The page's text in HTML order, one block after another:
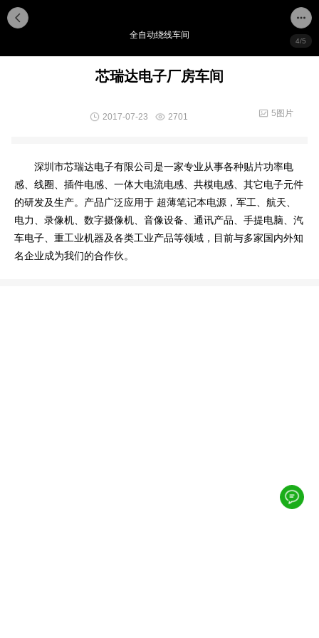
4/5
全自动绕线车间
芯瑞达电子厂房车间
2017-07-23 2701 5图片
深圳市芯瑞达电子有限公司是一家专业从事各种贴片功率电
感、线圈、插件电感、一体大电流电感、共模电感、其它电子元件
的研发及生产。产品广泛应用于 超薄笔记本电源，军工、航天、
电力、录像机、数字摄像机、音像设备、通讯产品、手提电脑、汽
车电子、重工业机器及各类工业产品等领域，目前与多家国内外知
名企业成为我们的合作伙。